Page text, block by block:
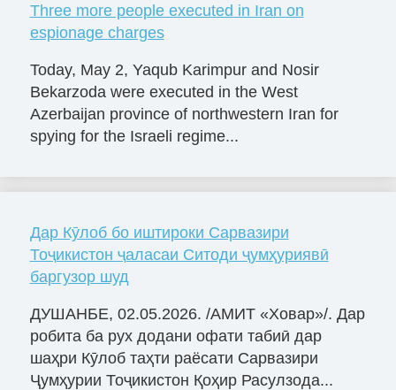
Three more people executed in Iran on
espionage charges
Today, May 2, Yaqub Karimpur and Nosir
Bekarzoda were executed in the West
Azerbaijan province of northwestern Iran for
spying for the Israeli regime...
Дар Кӯлоб бо иштироки Сарвазири
Тоҷикистон ҷаласаи Ситоди ҷумҳуриявӣ
баргузор шуд
ДУШАНБЕ, 02.05.2026. /АМИТ «Ховар»/. Дар
робита ба рух додани офати табиӣ дар
шаҳри Кӯлоб таҳти раёсати Сарвазири
Ҷумҳурии Тоҷикистон Қоҳир Расулзода...